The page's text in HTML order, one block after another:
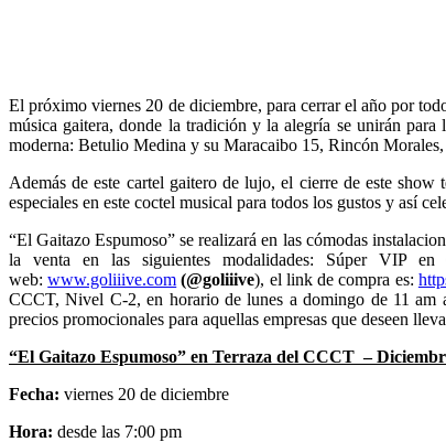
El próximo viernes 20 de diciembre, para cerrar el año por
música gaitera, donde la tradición y la alegría se unirán
moderna: Betulio Medina y su Maracaibo 15, Rincón
Además de este cartel gaitero de lujo, el cierre de este
especiales en este coctel musical para todos los gustos y así
“El Gaitazo Espumoso” se realizará en las cómodas
la venta en las siguientes modalidades: Súper VIP
web:www.goliiive.com (@goliiive), el link de compra es:
CCCT, Nivel C-2, en horario de lunes a domingo de 11 am
precios promocionales para aquellas empresas que deseen
“El Gaitazo Espumoso” en Terraza del CCCT –
Fecha: viernes 20 de diciembre
Hora: desde las 7:00 pm